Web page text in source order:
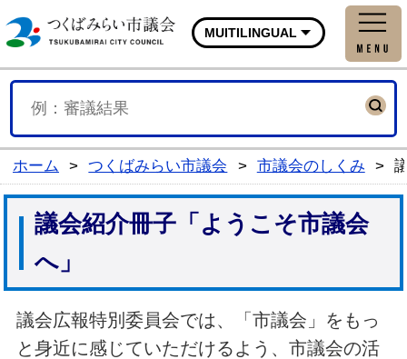
つくばみらい市議会公式
MUITILINGUAL
ホーム > つくばみらい市議会 > 市議会のしくみ >
議会紹介冊子「ようこそ市議会
へ」
議会広報特別委員会では、「市議会」をもっ
と身近に感じていただけるよう、市議会の活